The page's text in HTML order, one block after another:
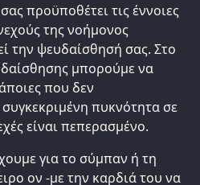
προϋποθέτει τις έννοιες
της νοήμονος
την ψευδαίσθησή σας. Στο
μπορούμε να
που δεν
πυκνότητα σε
είναι πεπερασμένο.
για το σύμπαν ή τη
ον -με την καρδιά του να